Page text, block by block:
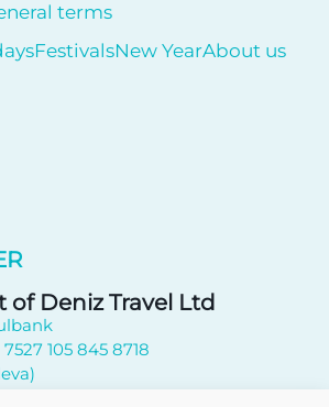
terms
FestivalsNew YearAbout us
of Deniz Travel Ltd
105 845 8718